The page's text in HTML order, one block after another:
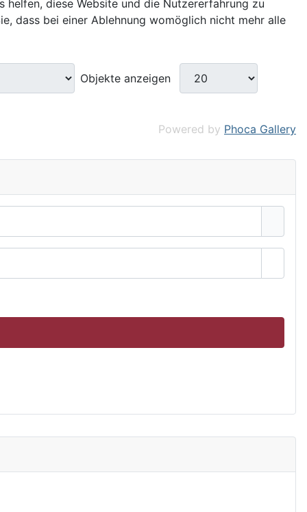
Objekte anzeigen
Powered by Phoca Gallery
helfen, diese Website und die Nutzererfahrung zu
dass bei einer Ablehnung womöglich nicht mehr alle